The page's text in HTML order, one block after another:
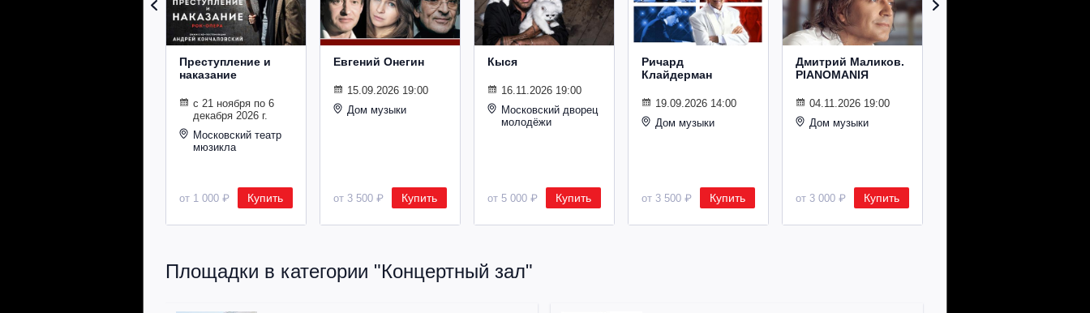
Преступление и
наказание
с 21 ноября по 6
декабря 2026 г.
Московский театр
мюзикла
от 1 000 ₽ Купить
Евгений Онегин
15.09.2026 19:00
Дом музыки
от 3 500 ₽ Купить
Кыся
16.11.2026 19:00
Московский дворец
молодёжи
от 5 000 ₽ Купить
Ричард
Клайдерман
19.09.2026 14:00
Дом музыки
от 3 500 ₽ Купить
Дмитрий Маликов.
PIANOMANIЯ
04.11.2026 19:00
Дом музыки
от 3 000 ₽ Купить
Площадки в категории "Концертный зал"